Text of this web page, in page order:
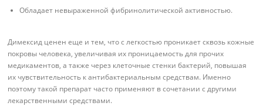
Обладает невыраженной фибринолитической активностью.
Димексид ценен еще и тем, что с легкостью проникает сквозь кожные
покровы человека, увеличивая их проницаемость для прочих
медикаментов, а также через клеточные стенки бактерий, повышая
их чувствительность к антибактериальным средствам. Именно
поэтому такой препарат часто применяют в сочетании с другими
лекарственными средствами.